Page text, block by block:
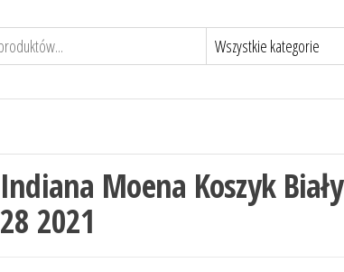
Indiana Moena Koszyk Biały
28 2021